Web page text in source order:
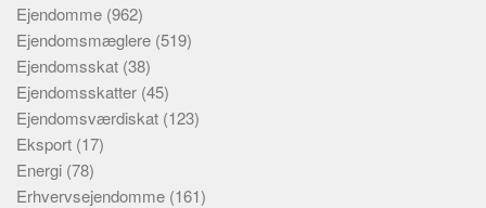
Ejendomme (962)
Ejendomsmæglere (519)
Ejendomsskat (38)
Ejendomsskatter (45)
Ejendomsværdiskat (123)
Eksport (17)
Energi (78)
Erhvervsejendomme (161)